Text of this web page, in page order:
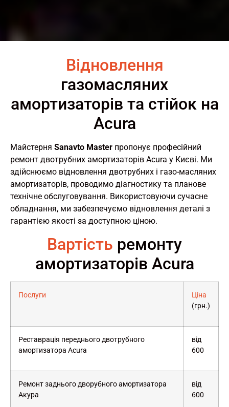
Відновлення
газомасляних
амортизаторів та стійок на
Acura
Майстерня Sanavto Master пропонує професійний
ремонт двотрубних амортизаторів Acura у Києві. Ми
здійснюємо відновлення двотрубних і газо-масляних
амортизаторів, проводимо діагностику та планове
технічне обслуговування. Використовуючи сучасне
обладнання, ми забезпечуємо відновлення деталі з
гарантією якості за доступною ціною.
Вартість ремонту
амортизаторів Acura
Послуги
Ціна
(грн.)
Реставрація переднього двотрубного
амортизатора Acura
від
600
Ремонт заднього дворубного амортизатора
Акура
від
600